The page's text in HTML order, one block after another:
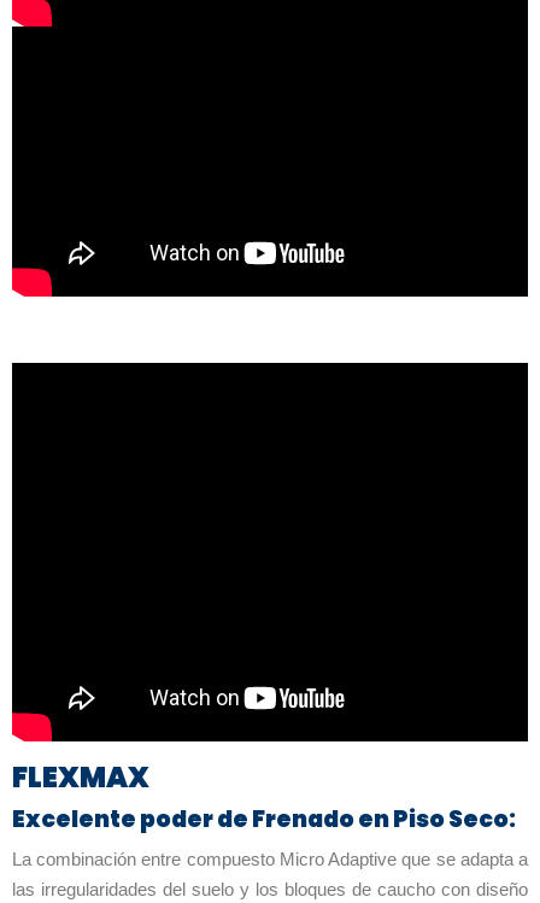
FLEXMAX
Excelente poder de Frenado en Piso Seco:
La combinación entre compuesto Micro Adaptive que se adapta a
las irregularidades del suelo y los bloques de caucho con diseño